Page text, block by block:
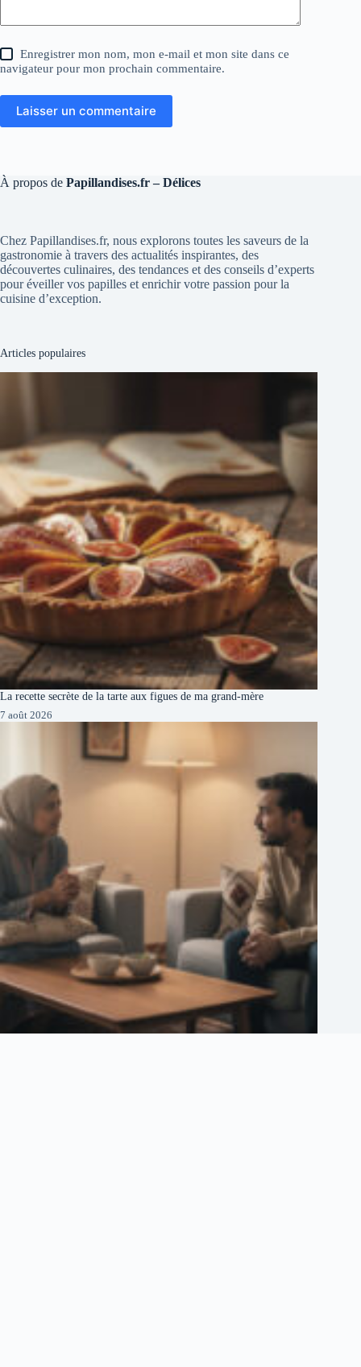
Enregistrer mon nom, mon e-mail et mon site dans ce
navigateur pour mon prochain commentaire.
Laisser un commentaire
À propos de Papillandises.fr – Délices
Chez Papillandises.fr, nous explorons toutes les saveurs de la
gastronomie à travers des actualités inspirantes, des
découvertes culinaires, des tendances et des conseils d’experts
pour éveiller vos papilles et enrichir votre passion pour la
cuisine d’exception.
Articles populaires
La recette secrète de la tarte aux figues de ma grand-mère
7 août 2026